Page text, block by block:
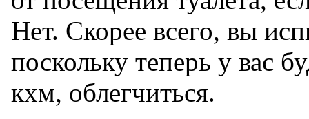
Нет. Скорее всего, вы
поскольку теперь у вас
кхм, облегчиться.